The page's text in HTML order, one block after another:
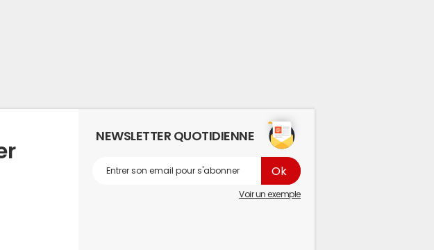
NEWSLETTER QUOTIDIENNE
Voir un exemple